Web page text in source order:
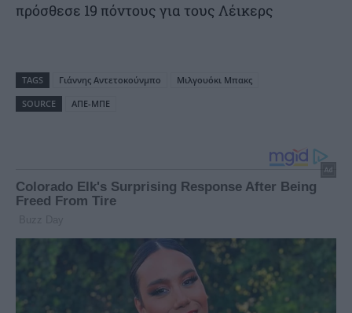
πρόσθεσε 19 πόντους για τους Λέικερς
TAGS Γιάννης Αντετοκούνμπο
Μιλγουόκι Μπακς
SOURCE
ΑΠΕ-ΜΠΕ